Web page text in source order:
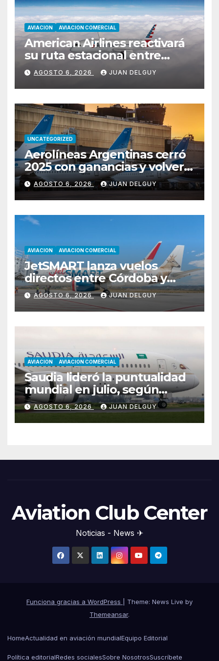
AVIACION AVIACION COMERCIAL
American Airlines reactivará
su ruta estacional entre
Miami y Montevideo con
vuelos diarios
AGOSTO 6, 2026 JUAN DELGUY
UNCATEGORIZED
Aerolíneas Argentinas cerró
2025 con ganancias y volverá
a pagar impuesto a las
ganancias
AGOSTO 6, 2026 JUAN DELGUY
AVIACION AVIACION COMERCIAL
JetSMART lanza vuelos
directos entre Córdoba y
Florianópolis
AGOSTO 6, 2026 JUAN DELGUY
AVIACION AVIACION COMERCIAL
Saudia lideró la puntualidad
mundial en julio, según
Cirium
AGOSTO 6, 2026 JUAN DELGUY
Aviation Club Center
Noticias - News ✈
Funciona gracias a WordPress
Theme: News Live by
Themeansar.
HomeActualidad en aviación mundialEquipo Editorial
Política editorialRedes socialesSobre NosotrosSuscríbete